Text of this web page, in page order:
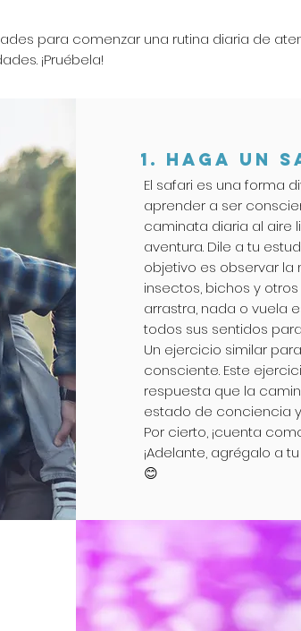
para comenzar una rutina diaria de
¡Pruébela!
1. HAGA UN
El safari es una forma
aprender a ser
caminata diaria al aire
aventura. Dile a tu
objetivo es observar
insectos, bichos y
arrastra, nada o vuela
todos sus sentidos
Un ejercicio similar
consciente. Este
respuesta que la
estado de conciencia
Por cierto, ¡cuenta
¡Adelante, agrégalo a
😊